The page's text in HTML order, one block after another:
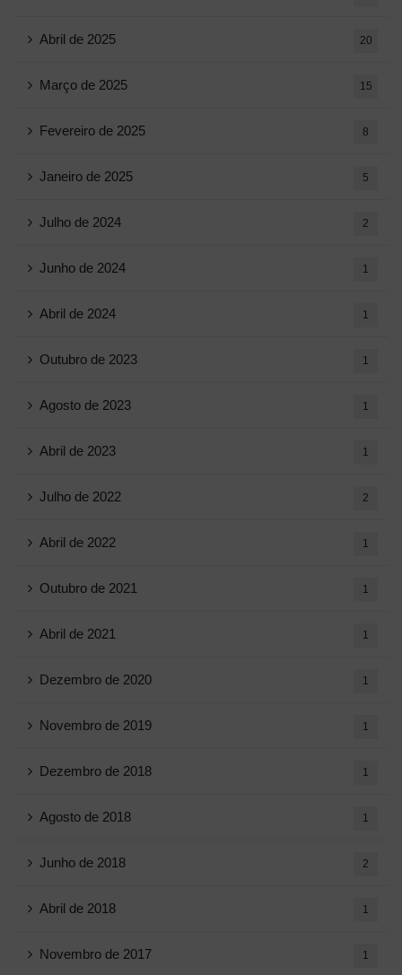
Abril de 2025 20
Março de 2025 15
Fevereiro de 2025 8
Janeiro de 2025 5
Julho de 2024 2
Junho de 2024 1
Abril de 2024 1
Outubro de 2023 1
Agosto de 2023 1
Abril de 2023 1
Julho de 2022 2
Abril de 2022 1
Outubro de 2021 1
Abril de 2021 1
Dezembro de 2020 1
Novembro de 2019 1
Dezembro de 2018 1
Agosto de 2018 1
Junho de 2018 2
Abril de 2018 1
Novembro de 2017 1